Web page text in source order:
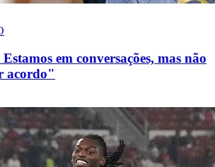
em conversações, mas não
acordo"